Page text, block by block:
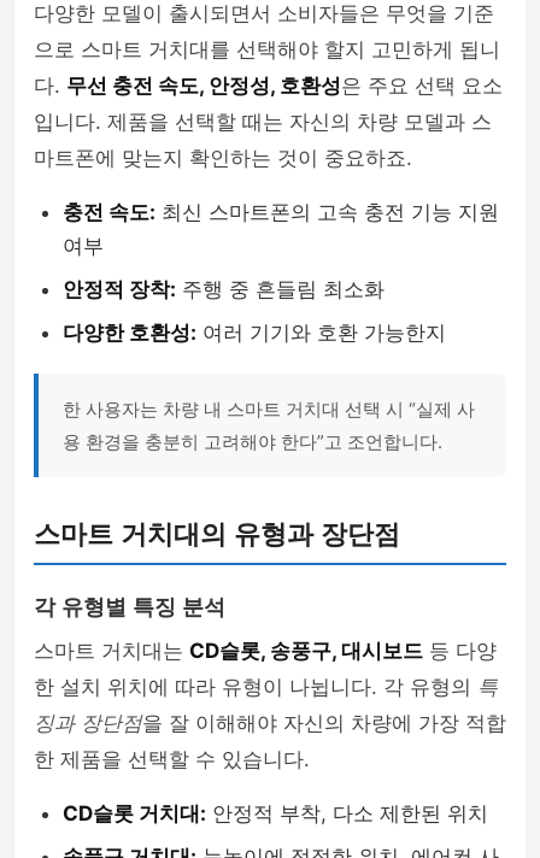
다양한 모델이 출시되면서 소비자들은 무엇을 기준
으로 스마트 거치대를 선택해야 할지 고민하게 됩니
다. 무선 충전 속도, 안정성, 호환성은 주요 선택 요소
입니다. 제품을 선택할 때는 자신의 차량 모델과 스
마트폰에 맞는지 확인하는 것이 중요하죠.
충전 속도: 최신 스마트폰의 고속 충전 기능 지원
여부
안정적 장착: 주행 중 흔들림 최소화
다양한 호환성: 여러 기기와 호환 가능한지
한 사용자는 차량 내 스마트 거치대 선택 시 “실제 사
용 환경을 충분히 고려해야 한다”고 조언합니다.
스마트 거치대의 유형과 장단점
각 유형별 특징 분석
스마트 거치대는 CD슬롯, 송풍구, 대시보드 등 다양
한 설치 위치에 따라 유형이 나뉩니다. 각 유형의 특
징과 장단점을 잘 이해해야 자신의 차량에 가장 적합
한 제품을 선택할 수 있습니다.
CD슬롯 거치대: 안정적 부착, 다소 제한된 위치